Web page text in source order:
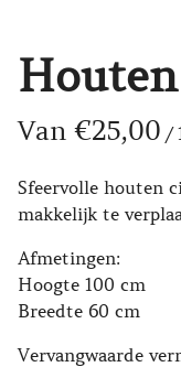
/
Sfeervolle houten
makkelijk te
Afmetingen:
Hoogte 100 cm
Breedte 60 cm
Vervangwaarde